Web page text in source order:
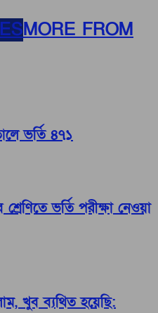
MORE FROM
ভর্তি ৪৭১
ভর্তি পরীক্ষা নেওয়া
খুব ব্যথিত হয়েছি: